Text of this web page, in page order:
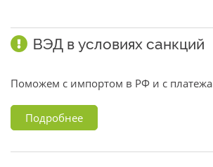
ВЭД в условиях санкций
Поможем с импортом в РФ и с
Подробнее